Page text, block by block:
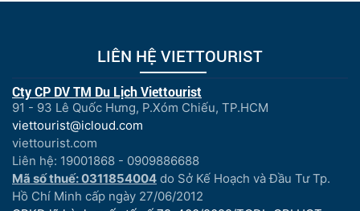
LIÊN HỆ VIETTOURIST
Cty CP DV TM Du Lịch Viettourist
91 - 93 Lê Quốc Hưng, P.Xóm Chiếu, TP.HCM
viettourist@icloud.com
viettourist.com
Liên hệ: 19001868 - 0909886688
Mã số thuế: 0311854004 do Sở Kế Hoạch và Đầu Tư Tp.
Hồ Chí Minh cấp ngày 27/06/2012